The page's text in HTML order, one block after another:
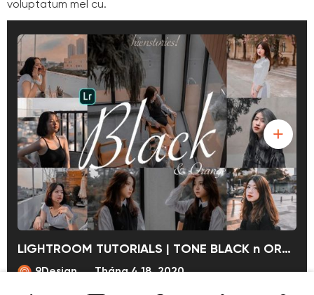
voluptatum mel cu.
LIGHTROOM TUTORIALS | TONE BLACK n ORANGE | 9TUTORIALS
9Design Tháng 4 18, 2020